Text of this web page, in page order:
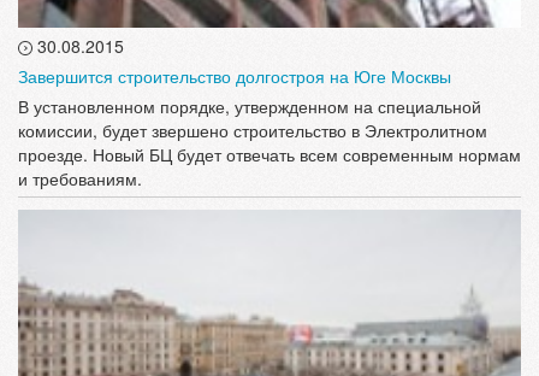
30.08.2015
Завершится строительство долгостроя на Юге Москвы
В установленном порядке, утвержденном на специальной
комиссии, будет звершено строительство в Электролитном
проезде. Новый БЦ будет отвечать всем современным нормам
и требованиям.